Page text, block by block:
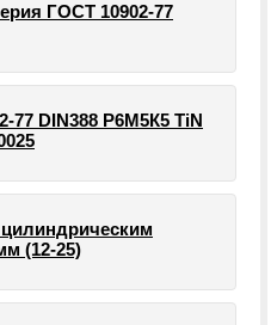
ГОСТ 10902-77
77 DIN388 Р6М5К5 TiN
(12-25)